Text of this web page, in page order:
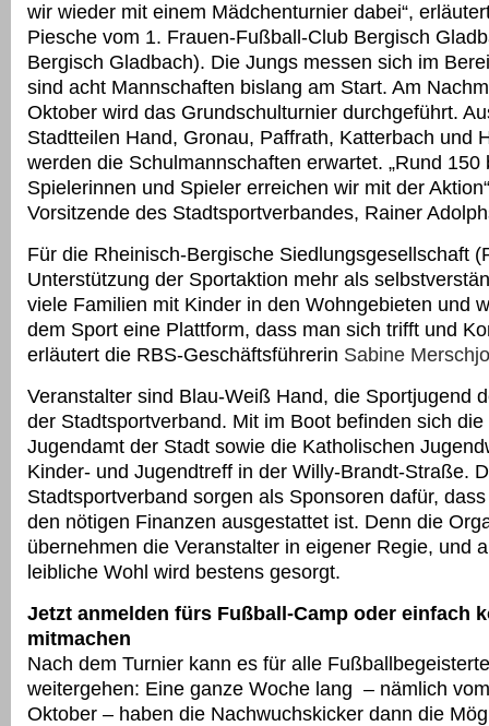
wir wieder mit einem Mädchenturnier dabei“,
Piesche vom 1. Frauen-Fußball-Club Bergisch
Bergisch Gladbach). Die Jungs messen sich im
sind acht Mannschaften bislang am Start. Am
Oktober wird das Grundschulturnier durchgeführt.
Stadtteilen Hand, Gronau, Paffrath, Katterbach und
werden die Schulmannschaften erwartet. „Rund 150
Spielerinnen und Spieler erreichen wir mit der
Vorsitzende des Stadtsportverbandes, Rainer
Für die Rheinisch-Bergische Siedlungsgesellschaft
Unterstützung der Sportaktion mehr als
viele Familien mit Kinder in den Wohngebieten und
dem Sport eine Plattform, dass man sich trifft und
erläutert die RBS-Geschäftsführerin Sabine
Veranstalter sind Blau-Weiß Hand, die Sportjugend
der Stadtsportverband. Mit im Boot befinden sich
Jugendamt der Stadt sowie die Katholischen
Kinder- und Jugendtreff in der Willy-Brandt-Straße.
Stadtsportverband sorgen als Sponsoren dafür,
den nötigen Finanzen ausgestattet ist. Denn die
übernehmen die Veranstalter in eigener Regie, und
leibliche Wohl wird bestens gesorgt.
Jetzt anmelden fürs Fußball-Camp oder einfach
mitmachen
Nach dem Turnier kann es für alle
weitergehen: Eine ganze Woche lang – nämlich
Oktober – haben die Nachwuchskicker dann die